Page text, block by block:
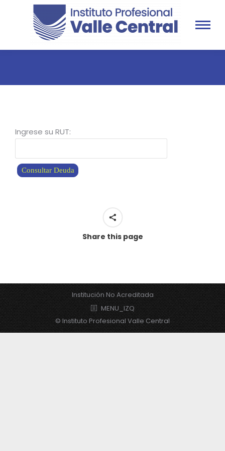
Ingrese su RUT:
Consultar Deuda
Share this page
Institución No Acreditada
MENU_IZQ
© Instituto Profesional Valle Central